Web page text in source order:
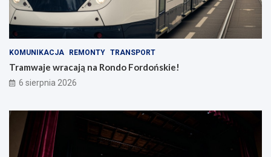
KOMUNIKACJA REMONTY TRANSPORT
Tramwaje wracają na Rondo Fordońskie!
6 sierpnia 2026